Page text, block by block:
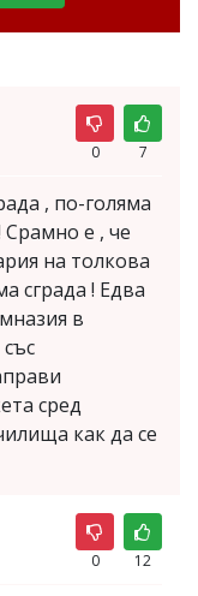
0 7
, по-голяма
Срамно е , че
на толкова
сграда ! Едва
в
сред
как да се
0 12